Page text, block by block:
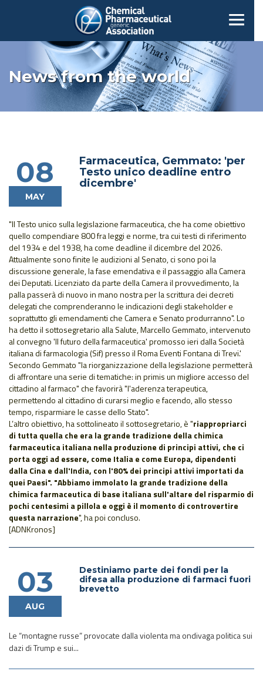
News from the world
08
MAY
Farmaceutica, Gemmato: 'per
Testo unico deadline entro
dicembre'
"Il Testo unico sulla legislazione farmaceutica, che ha come obiettivo
quello compendiare 800 fra leggi e norme, tra cui testi di riferimento
del 1934 e del 1938, ha come deadline il dicembre del 2026.
Attualmente sono finite le audizioni al Senato, ci sono poi la
discussione generale, la fase emendativa e il passaggio alla Camera
dei Deputati. Licenziato da parte della Camera il provvedimento, la
palla passerà di nuovo in mano nostra per la scrittura dei decreti
delegati che comprenderanno le indicazioni degli stakeholder e
soprattutto gli emendamenti che Camera e Senato produrranno". Lo
ha detto il sottosegretario alla Salute, Marcello Gemmato, intervenuto
al convegno 'Il futuro della farmaceutica' promosso ieri dalla Società
italiana di farmacologia (Sif) presso il Roma Eventi Fontana di Trevi.'
Secondo Gemmato "la riorganizzazione della legislazione permetterà
di affrontare una serie di tematiche: in primis un migliore accesso del
cittadino al farmaco" che favorirà "l'aderenza terapeutica,
permettendo al cittadino di curarsi meglio e facendo, allo stesso
tempo, risparmiare le casse dello Stato".
L’altro obiettivo, ha sottolineato il sottosegretario, è "riappropriarci
di tutta quella che era la grande tradizione della chimica
farmaceutica italiana nella produzione di principi attivi, che ci
porta oggi ad essere, come Italia e come Europa, dipendenti
dalla Cina e dall'India, con l'80% dei principi attivi importati da
quei Paesi". "Abbiamo immolato la grande tradizione della
chimica farmaceutica di base italiana sull'altare del risparmio di
pochi centesimi a pillola e oggi è il momento di controvertire
questa narrazione", ha poi concluso.
[ADNKronos]
03
AUG
Destiniamo parte dei fondi per la
difesa alla produzione di farmaci fuori
brevetto
Le “montagne russe” provocate dalla violenta ma ondivaga politica sui
dazi di Trump e sui...